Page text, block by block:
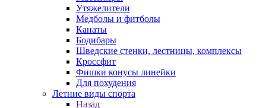
Утяжелители
Медболы и фитболы
Канаты
Бодибары
Шведские стенки, лестницы, комплексы
Кроссфит
Фишки конусы линейки
Для похудения
Летние виды спорта
Назад